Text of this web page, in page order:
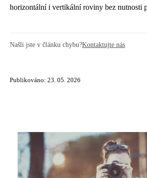
horizontální i vertikální roviny bez nutnosti
Našli jste v článku chybu?Kontaktujte nás
Publikováno: 23. 05. 2026